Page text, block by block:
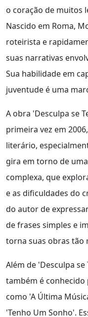
o coração de muitos
Nascido em Roma,
roteirista e
suas narrativas
Sua habilidade em
juventude é uma
A obra 'Desculpa se
primeira vez em
literário,
gira em torno de
complexa, que
e as dificuldades do
do autor de
de frases simples e
torna suas obras tão
Além de 'Desculpa
também é
como 'A Última
'Tenho Um Sonho'.